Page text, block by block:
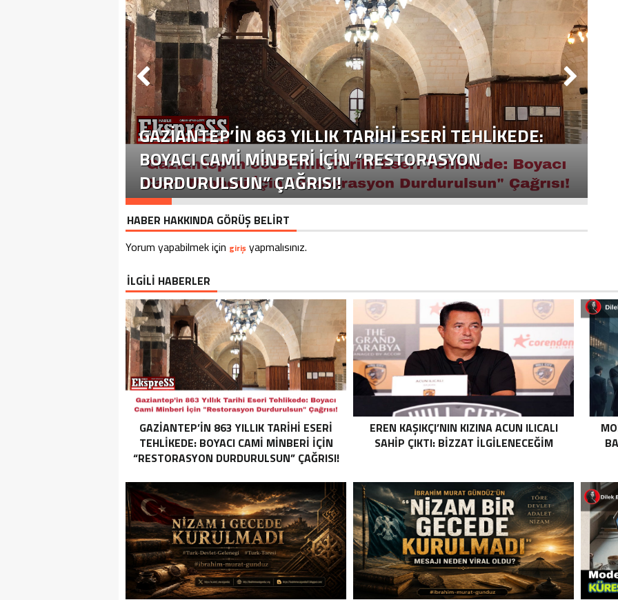
GAZIANTEP’IN 863 YILLIK TARIHI ESERI TEHLIKEDE:
BOYACI CAMI MINBERI İÇIN “RESTORASYON
DURDURULSUN” ÇAĞRISI!
HABER HAKKINDA GÖRÜŞ BELİRT
Yorum yapabilmek için giriş yapmalısınız.
İLGİLİ HABERLER
GAZIANTEP’IN 863 YILLIK TARIHI ESERI
TEHLIKEDE: BOYACI CAMI MINBERI İÇIN
“RESTORASYON DURDURULSUN” ÇAĞRISI!
EREN KAŞIKÇI’NIN KIZINA ACUN ILICALI
SAHIP ÇIKTI: BIZZAT ILGILENECEĞIM